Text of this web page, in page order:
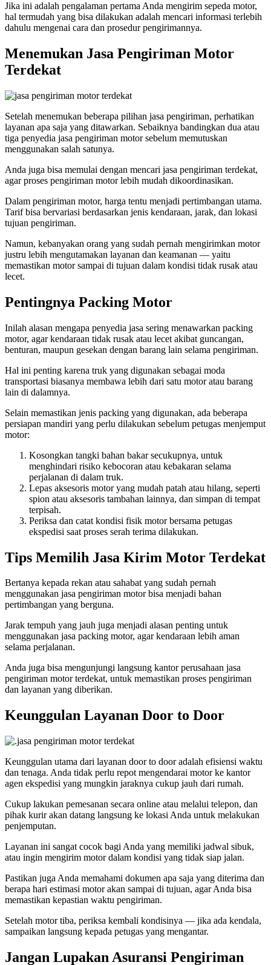
Jika ini adalah pengalaman pertama Anda mengirim sepeda motor,
hal termudah yang bisa dilakukan adalah mencari informasi terlebih
dahulu mengenai cara dan prosedur pengirimannya.
Menemukan Jasa Pengiriman Motor
Terdekat
Setelah menemukan beberapa pilihan jasa pengiriman, perhatikan
layanan apa saja yang ditawarkan. Sebaiknya bandingkan dua atau
tiga penyedia jasa pengiriman motor sebelum memutuskan
menggunakan salah satunya.
Anda juga bisa memulai dengan mencari jasa pengiriman terdekat,
agar proses pengiriman motor lebih mudah dikoordinasikan.
Dalam pengiriman motor, harga tentu menjadi pertimbangan utama.
Tarif bisa bervariasi berdasarkan jenis kendaraan, jarak, dan lokasi
tujuan pengiriman.
Namun, kebanyakan orang yang sudah pernah mengirimkan motor
justru lebih mengutamakan layanan dan keamanan — yaitu
memastikan motor sampai di tujuan dalam kondisi tidak rusak atau
lecet.
Pentingnya Packing Motor
Inilah alasan mengapa penyedia jasa sering menawarkan packing
motor, agar kendaraan tidak rusak atau lecet akibat guncangan,
benturan, maupun gesekan dengan barang lain selama pengiriman.
Hal ini penting karena truk yang digunakan sebagai moda
transportasi biasanya membawa lebih dari satu motor atau barang
lain di dalamnya.
Selain memastikan jenis packing yang digunakan, ada beberapa
persiapan mandiri yang perlu dilakukan sebelum petugas menjemput
motor:
Kosongkan tangki bahan bakar secukupnya, untuk
menghindari risiko kebocoran atau kebakaran selama
perjalanan di dalam truk.
Lepas aksesoris motor yang mudah patah atau hilang, seperti
spion atau aksesoris tambahan lainnya, dan simpan di tempat
terpisah.
Periksa dan catat kondisi fisik motor bersama petugas
ekspedisi saat proses serah terima dilakukan.
Tips Memilih Jasa Kirim Motor Terdekat
Bertanya kepada rekan atau sahabat yang sudah pernah
menggunakan jasa pengiriman motor bisa menjadi bahan
pertimbangan yang berguna.
Jarak tempuh yang jauh juga menjadi alasan penting untuk
menggunakan jasa packing motor, agar kendaraan lebih aman
selama perjalanan.
Anda juga bisa mengunjungi langsung kantor perusahaan jasa
pengiriman motor terdekat, untuk memastikan proses pengiriman
dan layanan yang diberikan.
Keunggulan Layanan Door to Door
Keunggulan utama dari layanan door to door adalah efisiensi waktu
dan tenaga. Anda tidak perlu repot mengendarai motor ke kantor
agen ekspedisi yang mungkin jaraknya cukup jauh dari rumah.
Cukup lakukan pemesanan secara online atau melalui telepon, dan
pihak kurir akan datang langsung ke lokasi Anda untuk melakukan
penjemputan.
Layanan ini sangat cocok bagi Anda yang memiliki jadwal sibuk,
atau ingin mengirim motor dalam kondisi yang tidak siap jalan.
Pastikan juga Anda memahami dokumen apa saja yang diterima dan
berapa hari estimasi motor akan sampai di tujuan, agar Anda bisa
memastikan kepastian waktu pengiriman.
Setelah motor tiba, periksa kembali kondisinya — jika ada kendala,
sampaikan langsung kepada petugas yang mengantar.
Jangan Lupakan Asuransi Pengiriman